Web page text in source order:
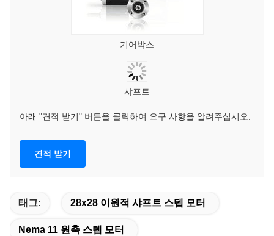
기어박스
샤프트
아래 "견적 받기" 버튼을 클릭하여 요구 사항을 알려주십시오.
견적 받기
태그: 28x28 이원적 샤프트 스텝 모터
Nema 11 원축 스텝 모터